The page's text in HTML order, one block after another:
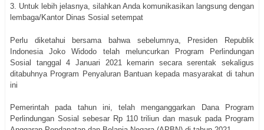
3. Untuk lebih jelasnya, silahkan Anda komunikasikan langsung dengan
lembaga/Kantor Dinas Sosial setempat
Perlu diketahui bersama bahwa sebelumnya, Presiden Republik
Indonesia Joko Widodo telah meluncurkan Program Perlindungan
Sosial tanggal 4 Januari 2021 kemarin secara serentak sekaligus
ditabuhnya Program Penyaluran Bantuan kepada masyarakat di tahun
ini
Pemerintah pada tahun ini, telah menganggarkan Dana Program
Perlindungan Sosial sebesar Rp 110 triliun dan masuk pada Program